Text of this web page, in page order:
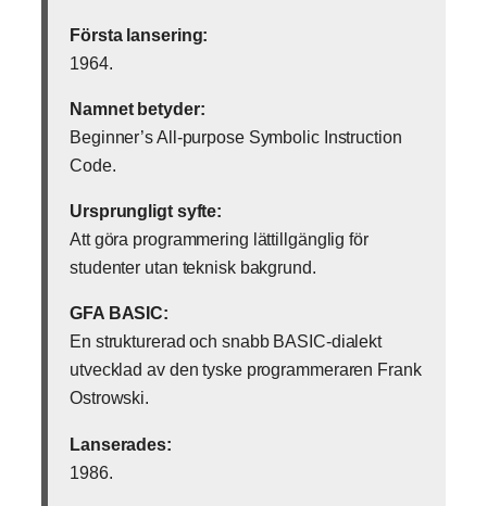
Första lansering:
1964.
Namnet betyder:
Beginner’s All-purpose Symbolic Instruction
Code.
Ursprungligt syfte:
Att göra programmering lättillgänglig för
studenter utan teknisk bakgrund.
GFA BASIC:
En strukturerad och snabb BASIC-dialekt
utvecklad av den tyske programmeraren Frank
Ostrowski.
Lanserades:
1986.